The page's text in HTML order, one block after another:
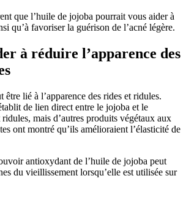
que l’huile de jojoba pourrait vous aider à
qu’à favoriser la guérison de l’acné légère.
à réduire l’apparence des
être lié à l’apparence des rides et ridules.
de lien direct entre le jojoba et le
mais d’autres produits végétaux aux
ont montré qu’ils amélioraient l’élasticité de
antioxydant de l’huile de jojoba peut
du vieillissement lorsqu’elle est utilisée sur